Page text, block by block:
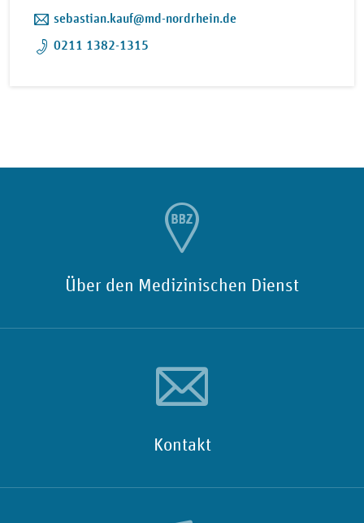
sebastian.kauf@md-nordrhein.de
0211 1382-1315
Über den Medizinischen Dienst
Kontakt